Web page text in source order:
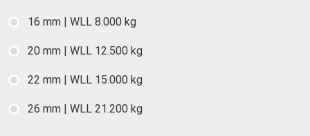
16 mm | WLL 8.000 kg
20 mm | WLL 12.500 kg
22 mm | WLL 15.000 kg
26 mm | WLL 21.200 kg